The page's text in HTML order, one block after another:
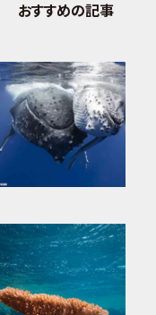
おすすめの記事